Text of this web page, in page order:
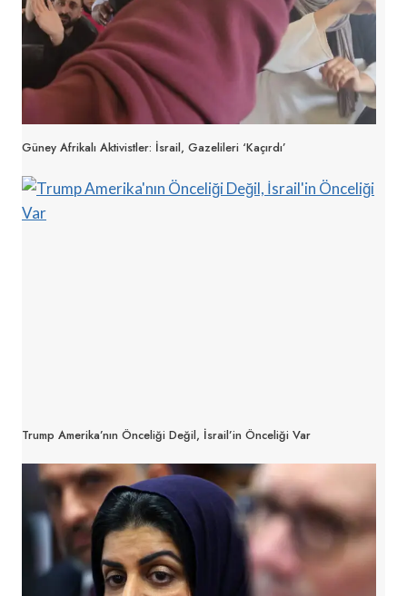
Güney Afrikalı Aktivistler: İsrail, Gazelileri ‘Kaçırdı’
Trump Amerika’nın Önceliği Değil, İsrail’in Önceliği Var